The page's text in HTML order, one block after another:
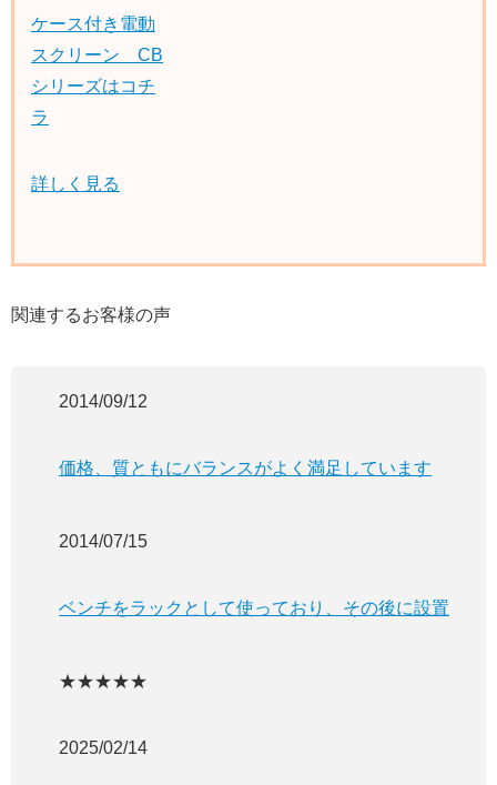
ケース付き電動
スクリーン CB
シリーズはコチ
ラ
詳しく見る
関連するお客様の声
2014/09/12
価格、質ともにバランスがよく満足しています
2014/07/15
ベンチをラックとして使っており、その後に設置
★★★★★
2025/02/14